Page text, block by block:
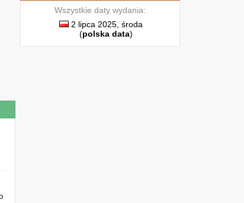
Wszystkie daty wydania:
2 lipca 2025, środa
(polska data)